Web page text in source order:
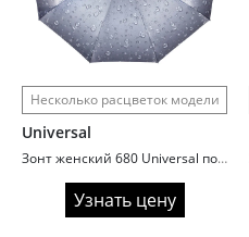
Несколько расцветок модели
Universal
Зонт женский 680 Universal полный автомат сатин Drops
Узнать цену